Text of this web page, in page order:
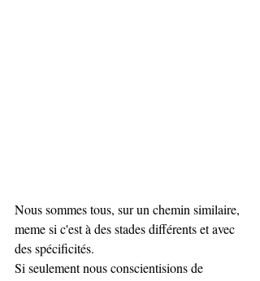
Nous sommes tous, sur un chemin similaire,
meme si c'est à des stades différents et avec
des spécificités.
Si seulement nous conscientisions de